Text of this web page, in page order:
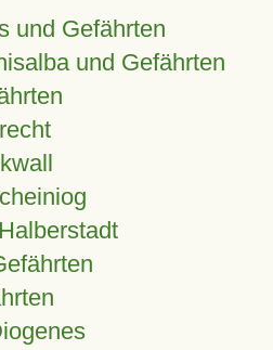
und Gefährten
und Gefährten